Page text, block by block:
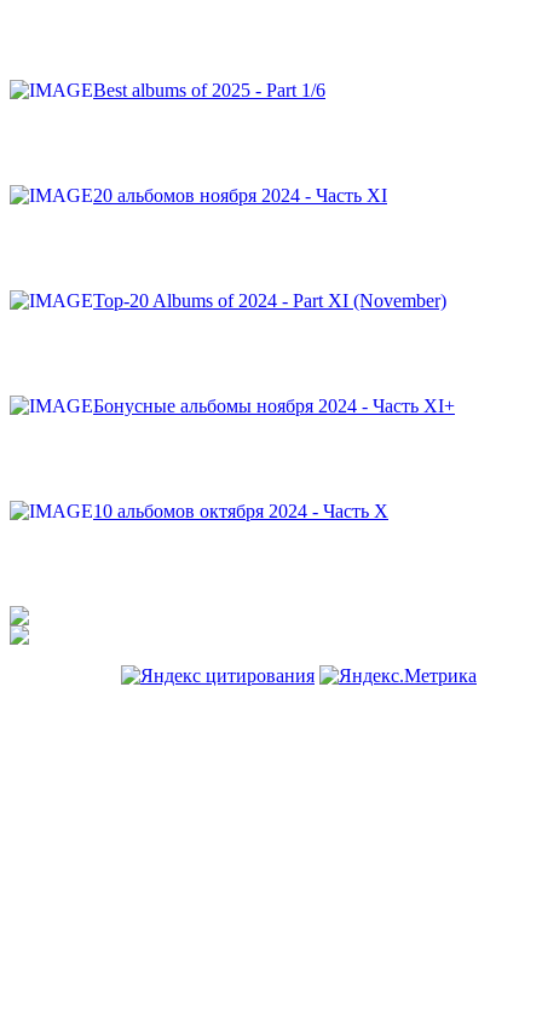
Best albums of 2025 - Part 1/6
20 альбомов ноября 2024 - Часть XI
Top-20 Albums of 2024 - Part XI (November)
Бонусные альбомы ноября 2024 - Часть XI+
10 альбомов октября 2024 - Часть X